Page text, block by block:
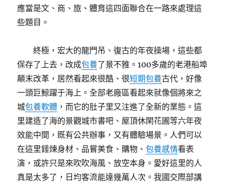
應當是文、商、旅、體育這四面聯合在一路來處理這
些題目。
終極，宏大的龍門吊、復古的年夜操場，這些都
保存了上去，改成包養了景不雅。100多歲的老港船埠
顛末改革，居然看起來很酷、很短期包養古代，好像
一頭巨鯨躍于海上。全部老廠區看起來就像個將來之
城包養軟體 ，而它的肚子里又注進了全新的業態。這
里建造了海的景觀城市書吧、屋頂休閑花圃等六年夜
效能中間，既有公共辦事，又有體驗場景。人們可以
在這里錘煉身材、品嘗美食、購物、包養感情看表
演，或許只是來吹吹海風、放空本身。愛好這里的人
真是太多了，日均客流能達幾萬人次。我國交際部講